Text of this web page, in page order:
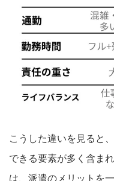
こうした違いを見ると
できる要素が多く含ま
は、派遣のメリットを